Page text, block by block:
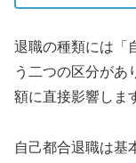
退職の種類には「
う二つの区分があ
額に直接影響しま
自己都合退職は基